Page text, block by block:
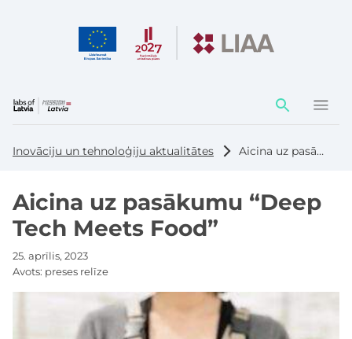
Darbības
elementi
Inovāciju un tehnoloģiju aktualitātes Aicina uz pasākumu “Deep Tech Meets Food”
Aicina uz pasākumu “Deep
Tech Meets Food”
25. aprīlis, 2023
Avots: preses relīze